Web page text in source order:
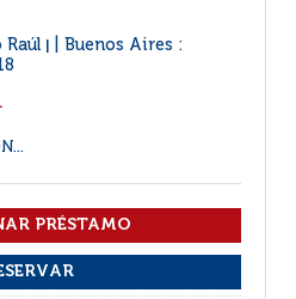
Raúl
Buenos Aires :